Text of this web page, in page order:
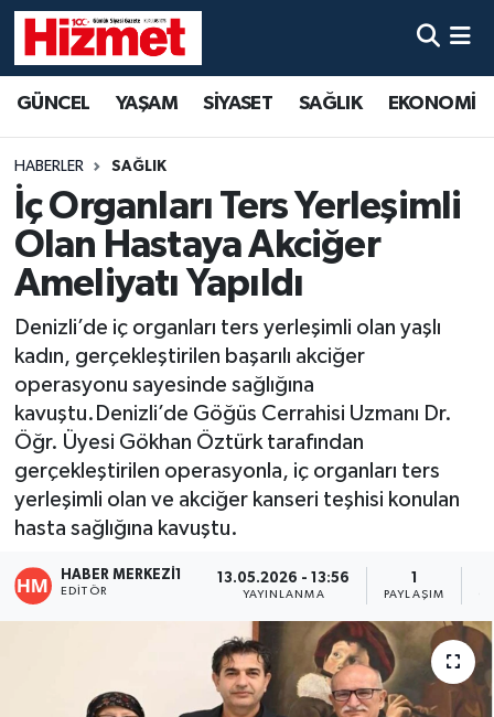
GÜNCEL YAŞAM SİYASET SAĞLIK EKONOMİ
HABERLER SAĞLIK
İç Organları Ters Yerleşimli
Olan Hastaya Akciğer
Ameliyatı Yapıldı
Denizli’de iç organları ters yerleşimli olan yaşlı
kadın, gerçekleştirilen başarılı akciğer
operasyonu sayesinde sağlığına
kavuştu.Denizli’de Göğüs Cerrahisi Uzmanı Dr.
Öğr. Üyesi Gökhan Öztürk tarafından
gerçekleştirilen operasyonla, iç organları ters
yerleşimli olan ve akciğer kanseri teşhisi konulan
hasta sağlığına kavuştu.
HABER MERKEZI1
EDITÖR
13.05.2026 - 13:56
YAYINLANMA
1
PAYLAŞIM
YAŞAM
SİYASET
SAĞLIK
EKONOMİ
KÜLTÜR SANAT
SPOR
MAGAZİN
ÖZEL HABER
DTO
Denizli Hava Durumu
Denizli Trafik Yoğunluk Haritası
Süper Lig Puan Durumu ve Fikstür
Tüm Manşetler
Son Dakika Haberleri
Haber Arşivi